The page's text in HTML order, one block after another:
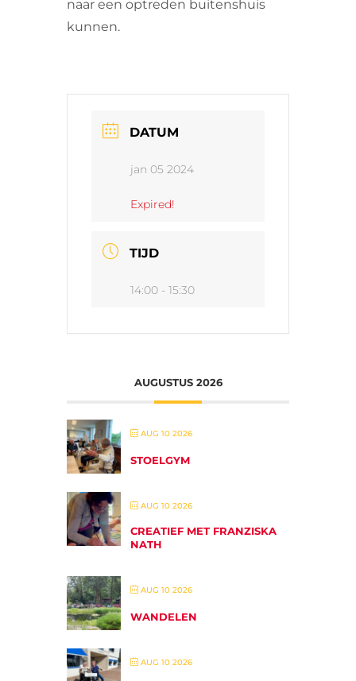
naar een optreden buitenshuis
kunnen.
DATUM
jan 05 2024
Expired!
TIJD
14:00 - 15:30
AUGUSTUS 2026
AUG 10 2026
STOELGYM
AUG 10 2026
CREATIEF MET FRANZISKA
NATH
AUG 10 2026
WANDELEN
AUG 10 2026